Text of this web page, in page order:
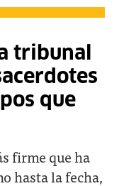
tribunal
que
firme que ha
hasta la fecha,